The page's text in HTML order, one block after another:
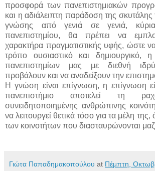
προσφορά των πανεπιστημιακών
και η αδιάλειπτη παράδοση της σκυτάλης
γνώσης από γενιά σε γενιά,
πανεπιστημίου, θα πρέπει να
χαρακτήρα πραγματιστικής υφής, ώστε
τρόπο ουσιαστικό και δημιουργικό,
πανεπιστημίων μας με διεθνή
προβάλουν και να αναδείξουν την
Η γνώση είναι επίγνωση, η επίγνωση
πανεπιστήμιο αποτελεί τη
συνειδητοποιημένης ανθρώπινης
να λειτουργεί θετικά τόσο για τα μέλη της,
των κοινοτήτων που διασταυρώνονται
Γιώτα Παπαδημακοπούλου at Πέμπτη,